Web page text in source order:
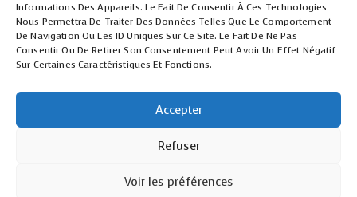
Informations Des Appareils. Le Fait De Consentir À Ces Technologies
Nous Permettra De Traiter Des Données Telles Que Le Comportement
De Navigation Ou Les ID Uniques Sur Ce Site. Le Fait De Ne Pas
Consentir Ou De Retirer Son Consentement Peut Avoir Un Effet Négatif
Sur Certaines Caractéristiques Et Fonctions.
Accepter
Refuser
Voir les préférences
SAS SDR Shop Diététique Réunion (Gold Star OI) · SIRET 911
482 032 00016 · RCS Saint-Denis La Réunion · TVA FR06 911
482 032 · Médiateur Conso :Médiation Consommation
Développement·SignalConso (DGCCRF)